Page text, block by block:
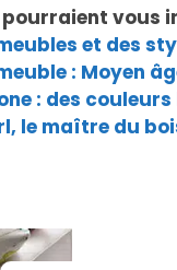
vous
et des
: Moyen
: des
le maître du